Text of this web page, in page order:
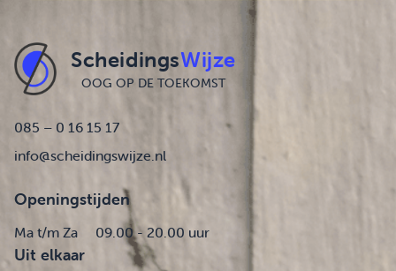
ScheidingsWijze
OOG OP DE TOEKOMST
085 – 0 16 15 17
info@scheidingswijze.nl
Openingstijden
Ma t/m Za 09.00 - 20.00 uur
Uit elkaar